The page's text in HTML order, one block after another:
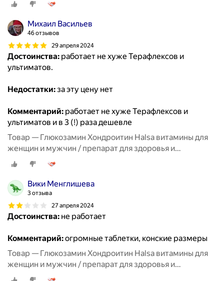
таблеток
Михаил Васильев
46 отзывов
29 апреля 2024
Достоинства: работает не хуже Терафлексов и
ультиматов.
Недостатки:за эту цену нет
Комментарий: работает не хуже Терафлексов и
ультиматов и в 3 (!) раза дешевле
Товар — Глюкозамин Хондроитин Halsa витамины для
женщин и мужчин / препарат для здоровья и
восстановления хрящевой ткани, суставов и связок, 90
таблеток
Вики Менглишева
3 отзыва
27 апреля 2024
Достоинства: не работает
Комментарий:огромные таблетки, конские размеры
Товар — Глюкозамин Хондроитин Halsa витамины для
женщин и мужчин / препарат для здоровья и
восстановления хрящевой ткани, суставов и связок, 90